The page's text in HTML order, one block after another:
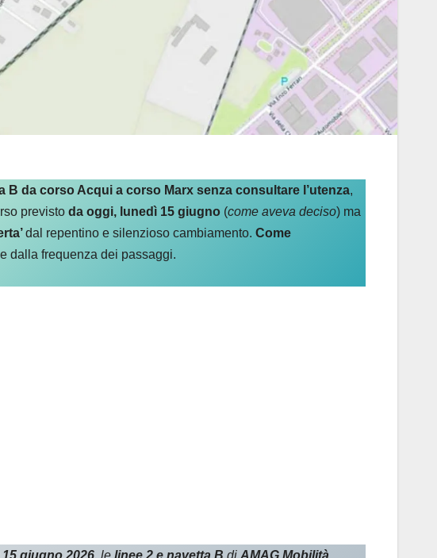
da corso Acqui a corso Marx senza consultare l’utenza,
previsto da oggi, lunedì 15 giugno (come aveva deciso) ma
dal repentino e silenzioso cambiamento. Come
dalla frequenza dei passaggi.
giugno 2026, le linee 2 e navetta B di AMAG Mobilità